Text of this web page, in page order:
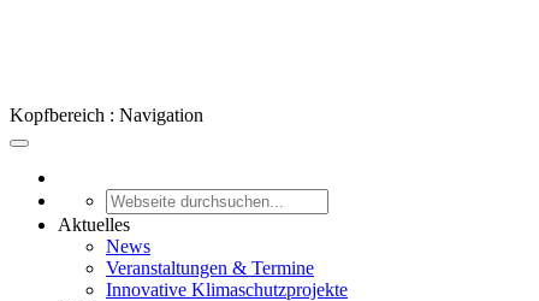
Kopfbereich : Navigation
Aktuelles
News
Veranstaltungen & Termine
Innovative Klimaschutzprojekte